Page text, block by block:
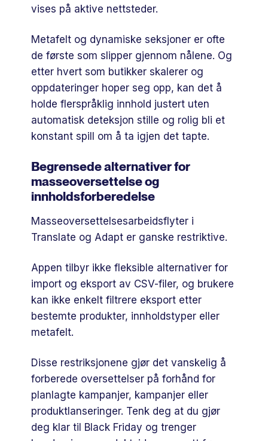
vises på aktive nettsteder.
Metafelt og dynamiske seksjoner er ofte
de første som slipper gjennom nålene. Og
etter hvert som butikker skalerer og
oppdateringer hoper seg opp, kan det å
holde flerspråklig innhold justert uten
automatisk deteksjon stille og rolig bli et
konstant spill om å ta igjen det tapte.
Begrensede alternativer for
masseoversettelse og
innholdsforberedelse
Masseoversettelsesarbeidsflyter i
Translate og Adapt er ganske restriktive.
Appen tilbyr ikke fleksible alternativer for
import og eksport av CSV-filer, og brukere
kan ikke enkelt filtrere eksport etter
bestemte produkter, innholdstyper eller
metafelt.
Disse restriksjonene gjør det vanskelig å
forberede oversettelser på forhånd for
planlagte kampanjer, kampanjer eller
produktlanseringer. Tenk deg at du gjør
deg klar til Black Friday og trenger